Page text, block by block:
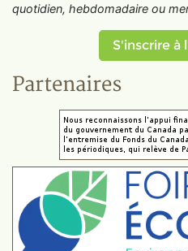
quotidien, hebdomadaire ou
S'inscrire
Partenaires